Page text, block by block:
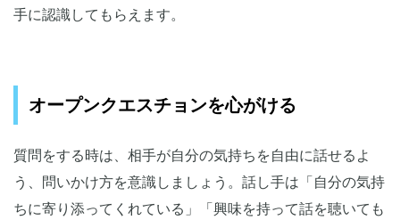
手に認識してもらえます。
オープンクエスチョンを心がける
質問をする時は、相手が自分の気持ちを自由に話せるよ
う、問いかけ方を意識しましょう。話し手は「自分の気持
ちに寄り添ってくれている」「興味を持って話を聴いても